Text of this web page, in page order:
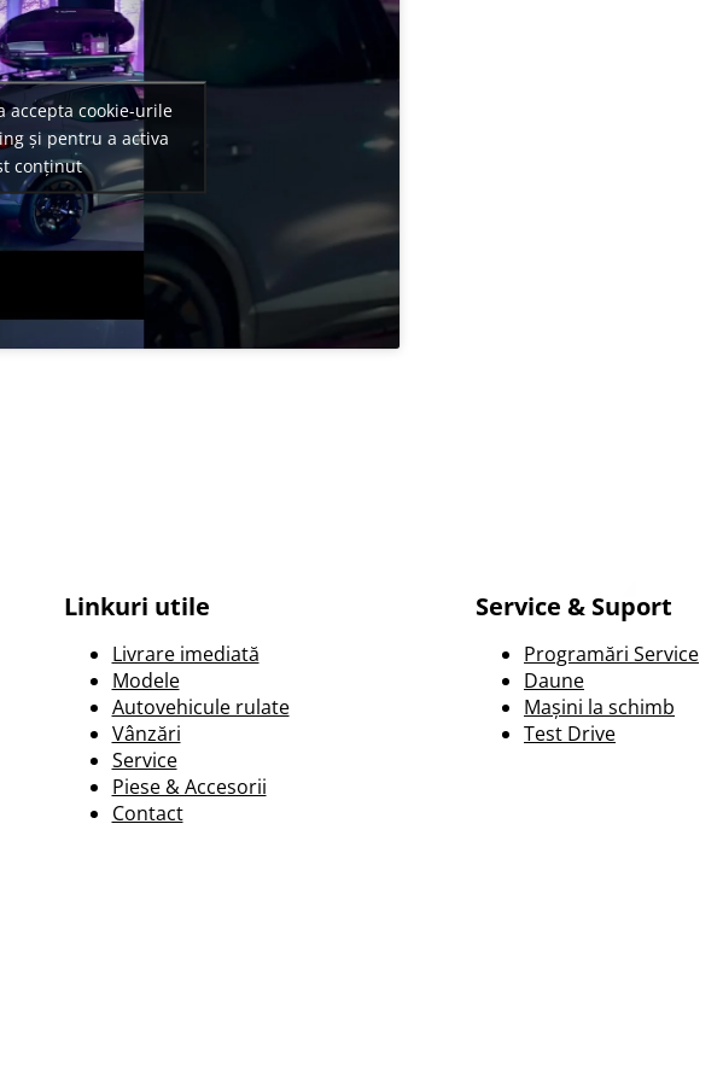
accepta cookie-urile
și pentru a activa
conținut
Linkuri utile
Livrare imediată
Modele
Autovehicule rulate
Vânzări
Service
Piese & Accesorii
Contact
Service & Suport
Programări Service
Daune
Mașini la schimb
Test Drive